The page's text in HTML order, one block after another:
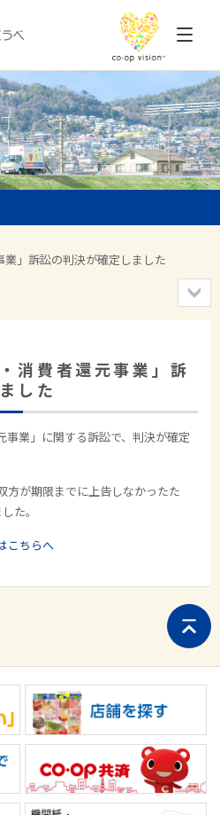
業」訴訟の判決が確定しました
消費者還元事業」訴
した
事業」に関する訴訟で、判決が確定
方が期限までに上告しなかったた
た。
こちらへ